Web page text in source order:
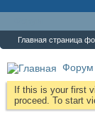
Главная страница
Форум
If this is your first
proceed. To start